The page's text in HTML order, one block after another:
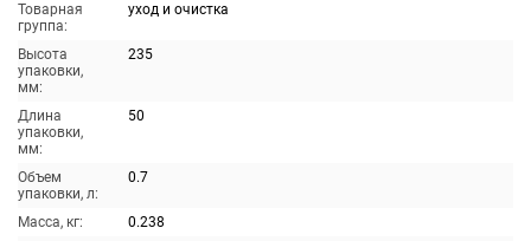
Товарная
группа:
уход и очистка
Высота
упаковки,
мм:
235
Длина
упаковки,
мм:
50
Объем
упаковки, л:
0.7
Масса, кг:
0.238